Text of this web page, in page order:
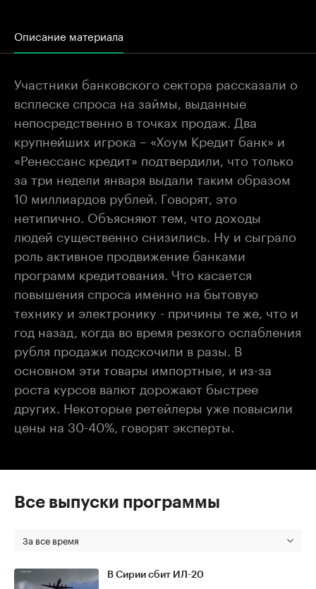
Описание материала
Участники банковского сектора рассказали о
всплеске спроса на займы, выданные
непосредственно в точках продаж. Два
крупнейших игрока – «Хоум Кредит банк» и
«Ренессанс кредит» подтвердили, что только
за три недели января выдали таким образом
10 миллиардов рублей. Говорят, это
нетипично. Объясняют тем, что доходы
людей существенно снизились. Ну и сыграло
роль активное продвижение банками
программ кредитования. Что касается
повышения спроса именно на бытовую
технику и электронику - причины те же, что и
год назад, когда во время резкого ослабления
рубля продажи подскочили в разы. В
основном эти товары импортные, и из-за
роста курсов валют дорожают быстрее
других. Некоторые ретейлеры уже повысили
цены на 30-40%, говорят эксперты.
Все выпуски программы
За все время
В Сирии сбит ИЛ-20